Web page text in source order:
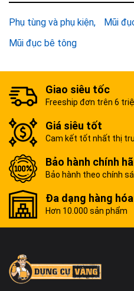
Phụ tùng và phụ kiện
Mũi
Mũi đục bê tông
Giao siêu tốc
Freeship đơn trên 6
Giá siêu tốt
Cam kết tốt nhất thị
Bảo hành chính
Bảo hành theo chính
Đa dạng hàng hóa
Hơn 10.000 sản phẩm